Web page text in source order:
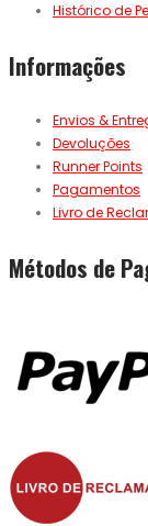
Histórico de
Informações
Envios &
Devoluções
Runner Points
Pagamentos
Livro de
Métodos de